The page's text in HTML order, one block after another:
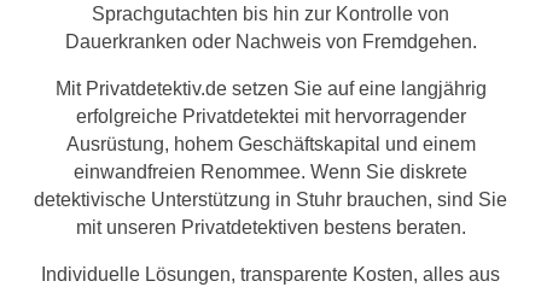
Sprachgutachten bis hin zur Kontrolle von
Dauerkranken oder Nachweis von Fremdgehen.
Mit Privatdetektiv.de setzen Sie auf eine langjährig
erfolgreiche Privatdetektei mit hervorragender
Ausrüstung, hohem Geschäftskapital und einem
einwandfreien Renommee. Wenn Sie diskrete
detektivische Unterstützung in Stuhr brauchen, sind Sie
mit unseren Privatdetektiven bestens beraten.
Individuelle Lösungen, transparente Kosten, alles aus